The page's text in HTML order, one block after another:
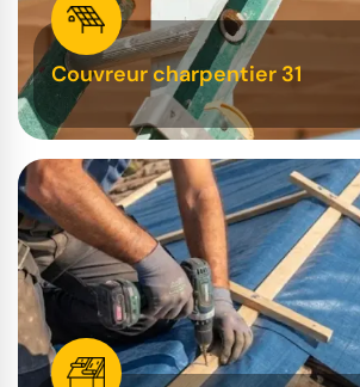
Couvreur charpentier 31